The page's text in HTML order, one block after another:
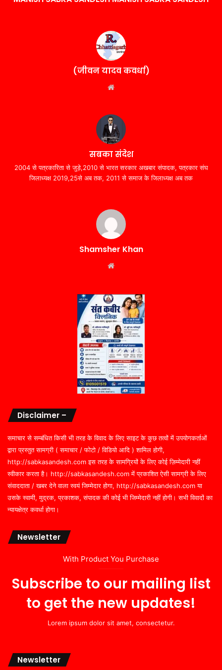
(जीवन यादव कवर्धा)
सबका संदेश
2004 से पत्रकारिता से जुड़े,2010 से भारत सरकार अखबार संपादक, पत्रकार संघ
जिलाध्यक्ष 2019,25से अब तक, 2011 से समाज के जिलाध्यक्ष अब तक
Shamsher Khan
Disclaimer –
समाचार से सम्बंधित किसी भी तरह के विवाद के लिए साइट के कुछ तत्वों में उपयोगकर्ताओं
द्वारा प्रस्तुत सामग्री ( समाचार / फोटो / विडियो आदि ) शामिल होगी,
http://sabkasandesh.com इस तरह के सामग्रियों के लिए कोई ज़िम्मेदारी नहीं
स्वीकार करता है। http://sabkasandesh.com में प्रकाशित ऐसी सामग्री के लिए
संवाददाता / खबर देने वाला स्वयं जिम्मेदार होगा, http://sabkasandesh.com या
उसके स्वामी, मुद्रक, प्रकाशक, संपादक की कोई भी जिम्मेदारी नहीं होगी। सभी विवादों का
न्यायक्षेत्र कवर्धा होगा।
Newsletter
With Product You Purchase
Subscribe to our mailing list
to get the new updates!
Lorem ipsum dolor sit amet, consectetur.
Newsletter